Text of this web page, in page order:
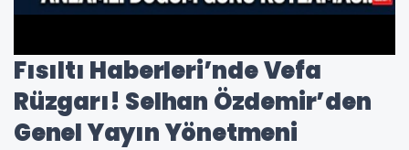
Fısıltı Haberleri’nde Vefa
Rüzgarı! Selhan Özdemir’den
Genel Yayın Yönetmeni